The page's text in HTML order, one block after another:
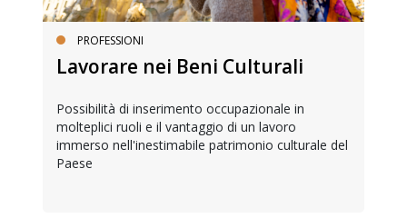
PROFESSIONI
Lavorare nei Beni Culturali
Possibilità di inserimento occupazionale in
molteplici ruoli e il vantaggio di un lavoro
immerso nell'inestimabile patrimonio culturale del
Paese